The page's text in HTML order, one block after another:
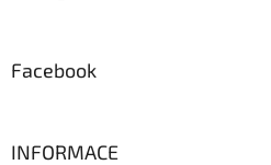
Facebook
INFORMACE